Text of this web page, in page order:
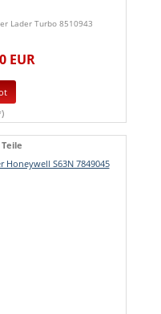
Lader Turbo 8510943
EUR